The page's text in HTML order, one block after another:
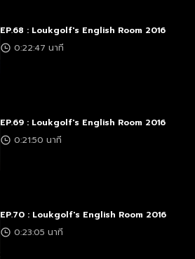
EP.68 : Loukgolf's English Room 2016
0:22:47 นาที
EP.69 : Loukgolf's English Room 2016
0:21:50 นาที
EP.70 : Loukgolf's English Room 2016
0:23:05 นาที